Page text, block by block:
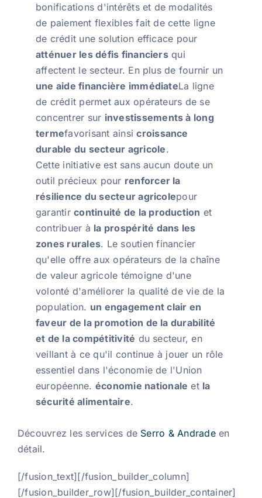
bonifications d'intérêts et de modalités
de paiement flexibles fait de cette ligne
de crédit une solution efficace pour
atténuer les défis financiersqui
affectent le secteur. En plus de fournir un
une aide financière immédiateLa ligne
de crédit permet aux opérateurs de se
concentrer sur investissements à long
termefavorisant ainsicroissance
durable du secteur agricole.
Cette initiative est sans aucun doute un
outil précieux pour renforcer la
résilience du secteur agricolepour
garantircontinuité de la production et
contribuer à la prospérité dans les
zones rurales. Le soutien financier
qu'elle offre aux opérateurs de la chaîne
de valeur agricole témoigne d'une
volonté d'améliorer la qualité de vie de la
population. un engagement clair en
faveur de la promotion de la durabilité
et de la compétitivité du secteur, en
veillant à ce qu'il continue à jouer un rôle
essentiel dans l'économie de l'Union
européenne. économie nationale et la
sécurité alimentaire.
Découvrez les services de Serro & Andradeen
détail.
[/fusion_text][/fusion_builder_column]
[/fusion_builder_row][/fusion_builder_container]